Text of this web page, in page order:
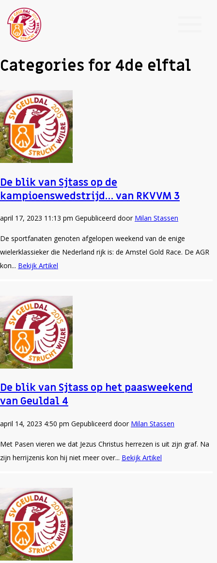
Categories for 4de elftal
De blik van Sjtass op de
kampioenswedstrijd… van RKVVM 3
april 17, 2023 11:13 pm Gepubliceerd door Milan Stassen
De sportfanaten genoten afgelopen weekend van de enige
wielerklassieker die Nederland rijk is: de Amstel Gold Race. De AGR
kon... Bekijk Artikel
De blik van Sjtass op het paasweekend
van Geuldal 4
april 14, 2023 4:50 pm Gepubliceerd door Milan Stassen
Met Pasen vieren we dat Jezus Christus herrezen is uit zijn graf. Na
zijn herrijzenis kon hij niet meer over... Bekijk Artikel